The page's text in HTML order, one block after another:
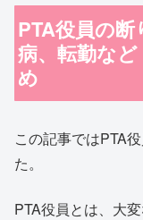
PTA役員の
病、転勤な
め
この記事ではPTA
た。
PTA役員とは、大